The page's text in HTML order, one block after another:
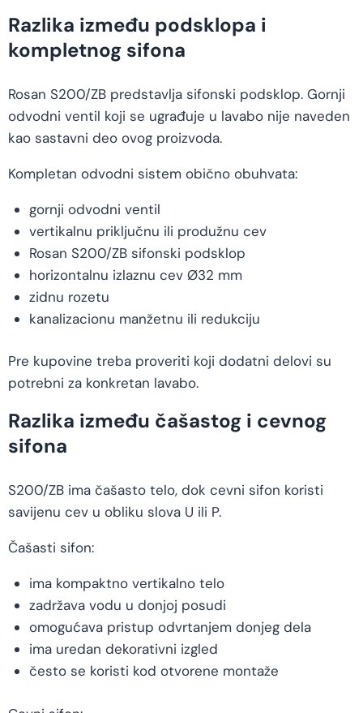
Razlika između podsklopa i
kompletnog sifona
Rosan S200/ZB predstavlja sifonski podsklop. Gornji
odvodni ventil koji se ugrađuje u lavabo nije naveden
kao sastavni deo ovog proizvoda.
Kompletan odvodni sistem obično obuhvata:
gornji odvodni ventil
vertikalnu priključnu ili produžnu cev
Rosan S200/ZB sifonski podsklop
horizontalnu izlaznu cev Ø32 mm
zidnu rozetu
kanalizacionu manžetnu ili redukciju
Pre kupovine treba proveriti koji dodatni delovi su
potrebni za konkretan lavabo.
Razlika između čašastog i cevnog
sifona
S200/ZB ima čašasto telo, dok cevni sifon koristi
savijenu cev u obliku slova U ili P.
Čašasti sifon:
ima kompaktno vertikalno telo
zadržava vodu u donjoj posudi
omogućava pristup odvrtanjem donjeg dela
ima uredan dekorativni izgled
često se koristi kod otvorene montaže